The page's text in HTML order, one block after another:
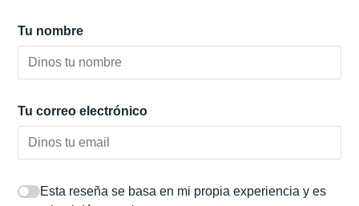
Tu nombre
Tu correo electrónico
Esta reseña se basa en mi propia experiencia y es